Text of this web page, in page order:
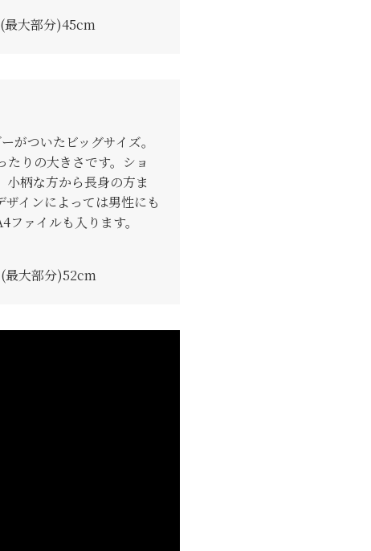
最大部分)45cm
がついたビッグサイズ。
りの大きさです。ショ
小柄な方から長身の方ま
インによっては男性にも
ファイルも入ります。
最大部分)52cm